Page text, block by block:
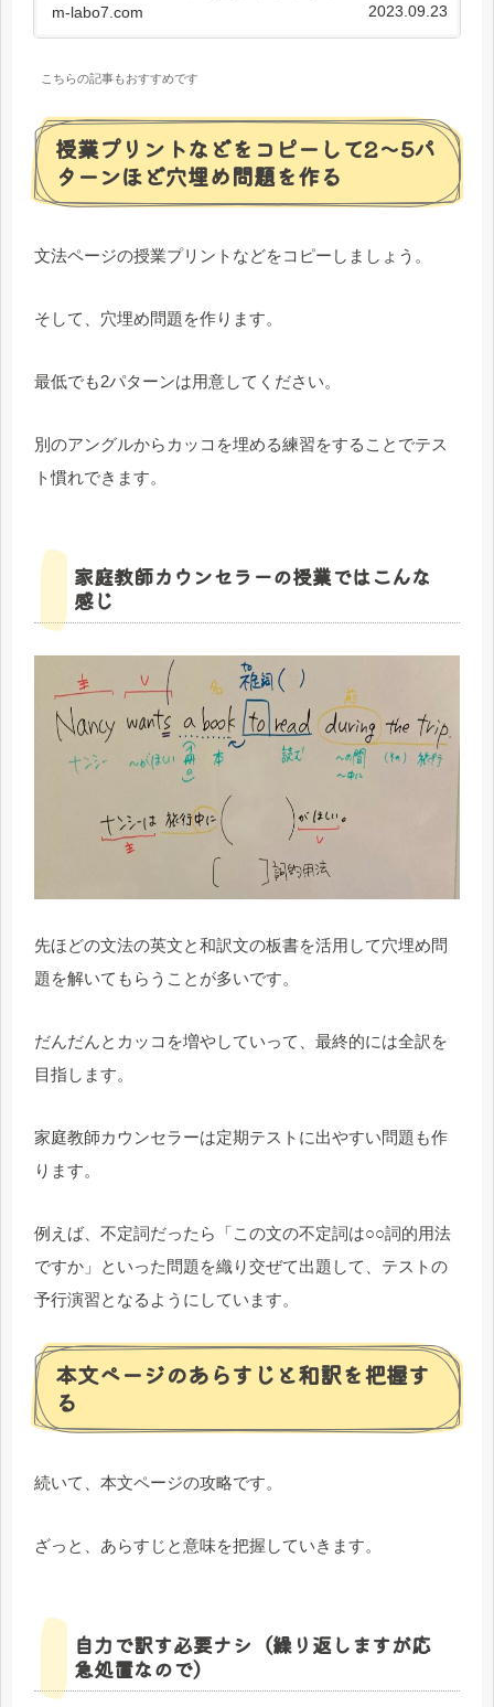
校受験・大学受験で英語に自信がない人、ぜひご覧く
m-labo7.com 2023.09.23
こちらの記事もおすすめです
授業プリントなどをコピーして2〜5パ
ターンほど穴埋め問題を作る
文法ページの授業プリントなどをコピーしましょう。
そして、穴埋め問題を作ります。
最低でも2パターンは用意してください。
別のアングルからカッコを埋める練習をすることでテス
ト慣れできます。
家庭教師カウンセラーの授業ではこんな
感じ
先ほどの文法の英文と和訳文の板書を活用して穴埋め問
題を解いてもらうことが多いです。
だんだんとカッコを増やしていって、最終的には全訳を
目指します。
家庭教師カウンセラーは定期テストに出やすい問題も作
ります。
例えば、不定詞だったら「この文の不定詞は○○詞的用法
ですか」といった問題を織り交ぜて出題して、テストの
予行演習となるようにしています。
本文ページのあらすじと和訳を把握す
る
続いて、本文ページの攻略です。
ざっと、あらすじと意味を把握していきます。
自力で訳す必要ナシ（繰り返しますが応
急処置なので）